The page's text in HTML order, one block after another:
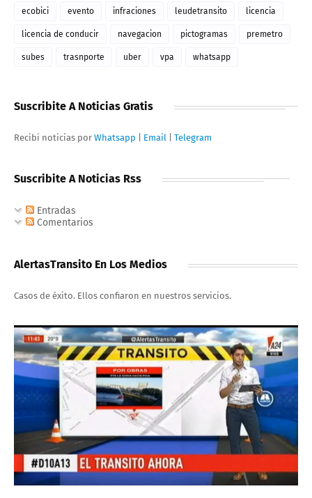
ecobici evento infraciones leudetransito licencia
licencia de conducir navegacion pictogramas premetro
subes trasnporte uber vpa whatsapp
Suscribite A Noticias Gratis
Recibi noticias por Whatsapp Email Telegram
Suscribite A Noticias Rss
Entradas
Comentarios
AlertasTransito En Los Medios
Casos de éxito. Ellos confiaron en nuestros servicios.